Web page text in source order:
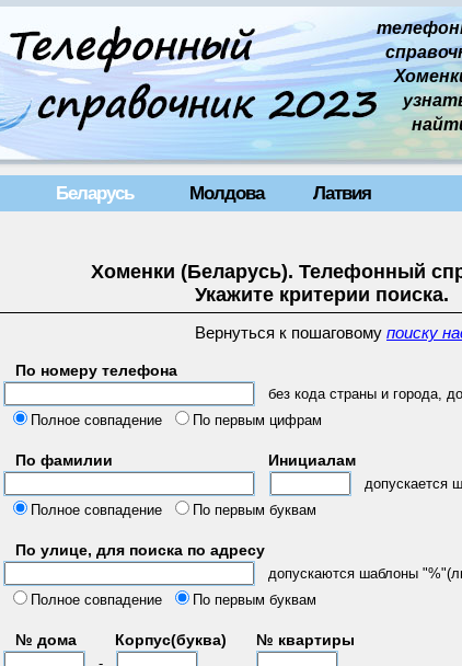
Хоменки
узнать
найти
Беларусь Молдова Латвия
Хоменки (Беларусь). Телефонный
Укажите критерии поиска.
Вернуться к пошаговому поиску
По номеру телефона
без кода страны и города,
Полное совпадение
По первым цифрам
По фамилии Инициалам
допускается
Полное совпадение
По первым буквам
По улице, для поиска по адресу
допускаются шаблоны
Полное совпадение
По первым буквам
№ дома Корпус(буква) № квартиры